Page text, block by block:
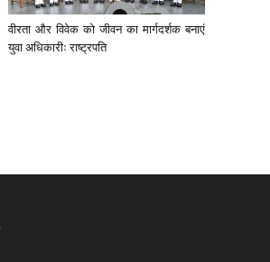
वीरता और विवेक को जीवन का मार्गदर्शक बनाएं
युवा अधिकारीः राष्ट्रपति